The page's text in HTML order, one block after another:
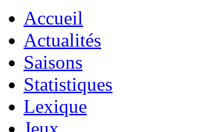
Accueil
Actualités
Saisons
Statistiques
Lexique